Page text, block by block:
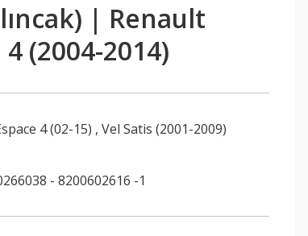
| Renault
(2004-2014)
4 (02-15) ,Vel Satis (2001-2009)
- 8200602616 -1